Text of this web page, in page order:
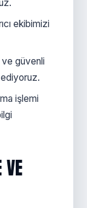
ekibimizi
ve güvenli
işlemi